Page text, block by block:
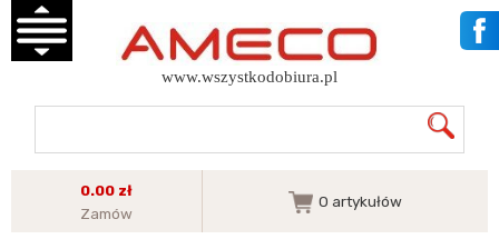
www.wszystkodobiura.pl
0.00 zł
Zamów
0 artykułów